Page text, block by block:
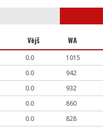
Vējš WA
0.0 1015
0.0 942
0.0 932
0.0 860
0.0 828